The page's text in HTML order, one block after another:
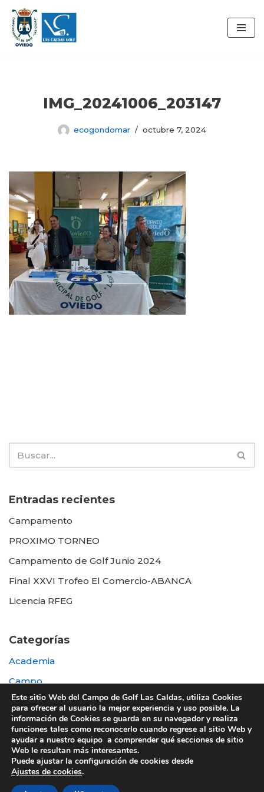
Saltar
al
IMG_20241006_203147
ecogondomar octubre 7, 2024
Entradas recientes
Campamento
PROXIMO TORNEO
Campamento de Golf Junio 2024
Final XXVI Trofeo El Comercio-ABANCA
Licencia RFEG
Categorías
Academia
Campo
Destacada
Otras
© 2022 UTE GOLF LAS CALDAS -
Este sitio Web del Campo de Golf Las Caldas, utiliza Cookies
para ofrecer al usuario la mejor experiencia y uso posible. La
información de Cookies se guarda en su navegador y realiza
funciones tales como reconocerlo cuando regrese al sitio Web y
ayudar a nuestro equipo a comprender qué secciones de sitio
Web le resultan más interesantes.
Puede ajustar la configuración de cookies desde
Ajustes de cookies.